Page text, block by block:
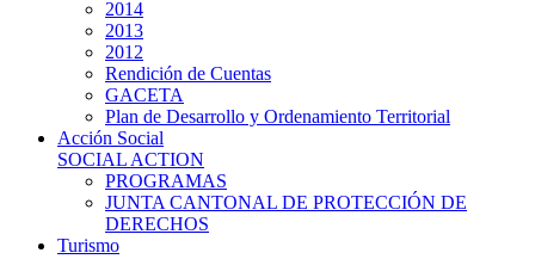
2014
2013
2012
Rendición de Cuentas
GACETA
Plan de Desarrollo y Ordenamiento Territorial
Acción Social
SOCIAL ACTION
PROGRAMAS
JUNTA CANTONAL DE PROTECCIÓN DE
DERECHOS
Turismo